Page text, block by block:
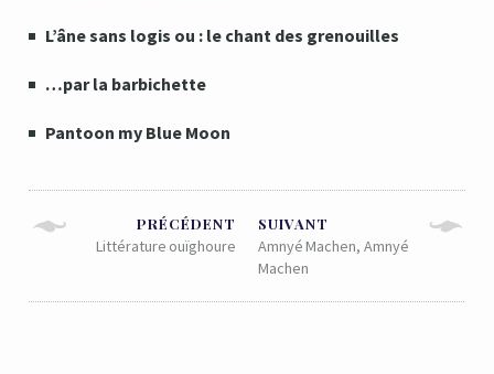
L’âne sans logis ou : le chant des grenouilles
…par la barbichette
Pantoon my Blue Moon
SUIVANT
Amnyé Machen, Amnyé
Machen
PRÉCÉDENT
Littérature ouïghoure